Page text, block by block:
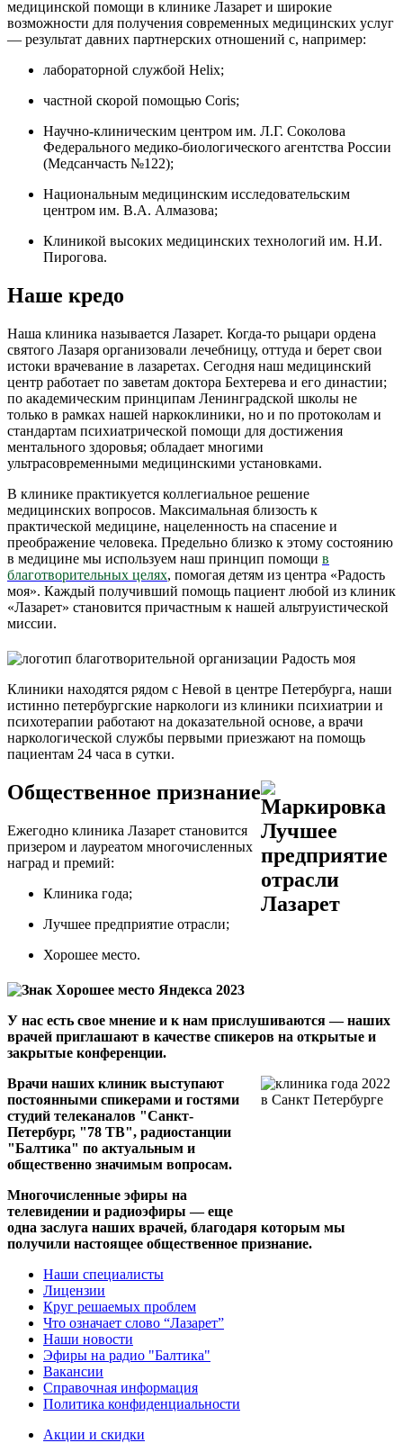
медицинской помощи в клинике Лазарет и широкие
возможности для получения современных медицинских услуг
— результат давних партнерских отношений с, например:
лабораторной службой Helix;
частной скорой помощью Coris;
Научно-клиническим центром им. Л.Г. Соколова
Федерального медико-биологического агентства России
(Медсанчасть №122);
Национальным медицинским исследовательским
центром им. В.А. Алмазова;
Клиникой высоких медицинских технологий им. Н.И.
Пирогова.
Наше кредо
Наша клиника называется Лазарет. Когда-то рыцари ордена
святого Лазаря организовали лечебницу, оттуда и берет свои
истоки врачевание в лазаретах. Сегодня наш медицинский
центр работает по заветам доктора Бехтерева и его династии;
по академическим принципам Ленинградской школы не
только в рамках нашей наркоклиники, но и по протоколам и
стандартам психиатрической помощи для достижения
ментального здоровья; обладает многими
ультрасовременными медицинскими установками.
В клинике практикуется коллегиальное решение
медицинских вопросов. Максимальная близость к
практической медицине, нацеленность на спасение и
преображение человека. Предельно близко к этому состоянию
в медицине мы используем наш принцип помощи в
благотворительных целях, помогая детям из центра «Радость
моя». Каждый получивший помощь пациент любой из клиник
«Лазарет» становится причастным к нашей альтруистической
миссии.
Клиники находятся рядом с Невой в центре Петербурга, наши
истинно петербургские наркологи из клиники психиатрии и
психотерапии работают на доказательной основе, а врачи
наркологической службы первыми приезжают на помощь
пациентам 24 часа в сутки.
Общественное признание
Ежегодно клиника Лазарет становится
призером и лауреатом многочисленных
наград и премий:
Клиника года;
Лучшее предприятие отрасли;
Хорошее место.
У нас есть свое мнение и к нам прислушиваются — наших
врачей приглашают в качестве спикеров на открытые и
закрытые конференции.
Врачи наших клиник выступают
постоянными спикерами и гостями
студий телеканалов "Санкт-
Петербург, "78 ТВ", радиостанции
"Балтика" по актуальным и
общественно значимым вопросам.
Многочисленные эфиры на
телевидении и радиоэфиры — еще
одна заслуга наших врачей, благодаря которым мы
получили настоящее общественное признание.
Наши специалисты
Лицензии
Круг решаемых проблем
Что означает слово “Лазарет”
Наши новости
Эфиры на радио "Балтика"
Вакансии
Справочная информация
Политика конфиденциальности
Акции и скидки